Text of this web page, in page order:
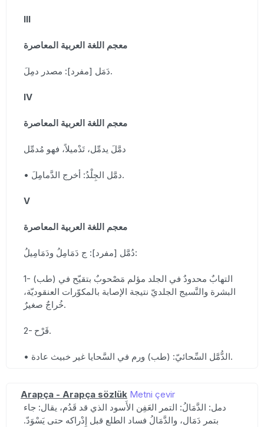
III
معجم اللغة العربية المعاصرة
دَمَل [مفرد]: مصدر دمِلَ.
IV
معجم اللغة العربية المعاصرة
دمَّلَ يدمِّل، تَدْميلاً، فهو مُدمِّل
• دمَّل الجِلْدُ: أخرج الدَّمامِلَ.
V
معجم اللغة العربية المعاصرة
دُمَّل [مفرد]: ج دَمَامِلُ ودَمَامِيلُ:
1- (طب) التهابٌ محدودٌ في الجلد مؤلم مَصْحوبٌ بتقيّح في
البشرة والنَّسيج الجلديّ نتيجة الإصابة بالمكوّرات العنقوديّة،
خُراجٌ صغيرٌ.
2- قَرْح.
• الدُّمَّل السِّحائيّ: (طب) ورم في السَّحايا غير خبيث عادة.
Arapça - Arapça sözlük Metni çevir
دمل: الدَّمَالُ: التمر العَفِن الأَسود الذي قد قَدُم، يقال: جاء
بتمر دَمَال، والدَّمَالُ فساد الطلع قبل إِدْراكه حتى يَسْوَدّ.